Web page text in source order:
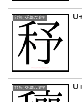
部首が禾部の漢字
部首が禾部の漢字